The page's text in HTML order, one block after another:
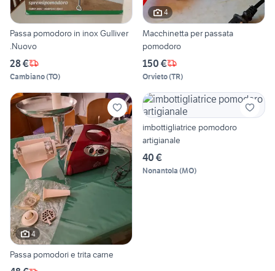
Passa pomodoro in inox Gulliver
.Nuovo
28 €
Cambiano(TO)
4
Macchinetta per passata
pomodoro
150 €
Orvieto(TR)
4
Passa pomodori e trita carne
imbottigliatrice pomodoro
artigianale
40 €
Nonantola (MO)